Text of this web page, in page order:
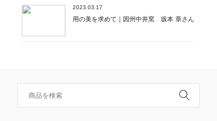
2023.03.17
用の美を求めて｜因州中井窯 坂本 章さん